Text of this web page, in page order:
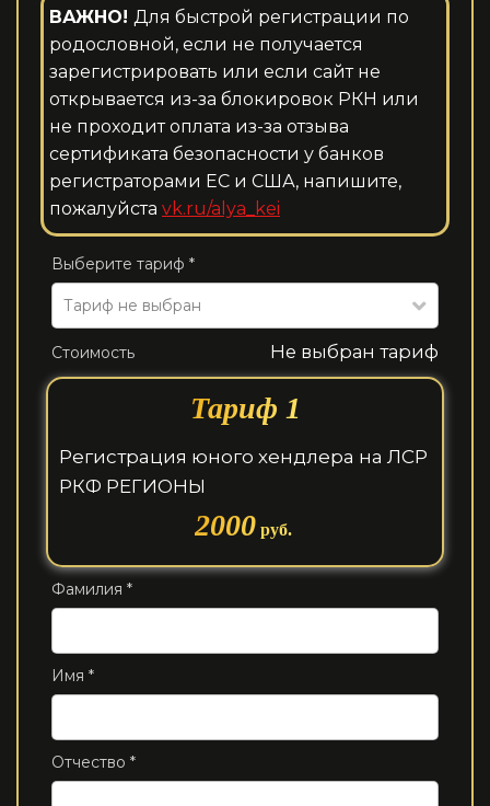
ВАЖНО! Для быстрой регистрации по
родословной, если не получается
зарегистрировать или если сайт не
открывается из-за блокировок РКН или
не проходит оплата из-за отзыва
сертификата безопасности у банков
регистраторами ЕС и США, напишите,
пожалуйста vk.ru/alya_kei
Выберите тариф *
Тариф не выбран
Стоимость Не выбран тариф
Тариф 1
Регистрация юного хендлера на ЛСР
РКФ РЕГИОНЫ
2000руб.
Фамилия *
Имя *
Отчество *